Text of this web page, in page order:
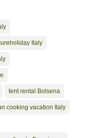
Italy
tent rental Bolsena
cooking vacation Italy